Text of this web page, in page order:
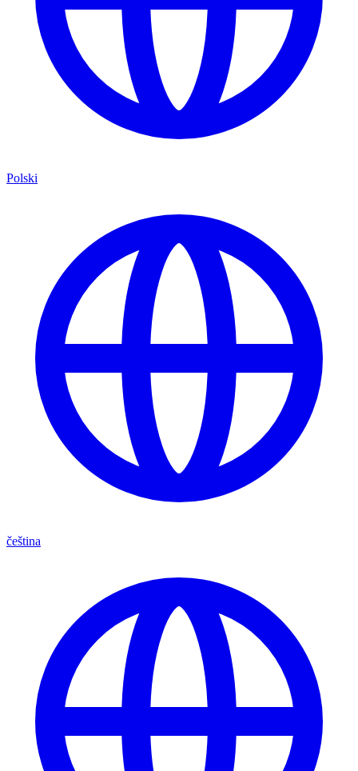
Polski
čeština